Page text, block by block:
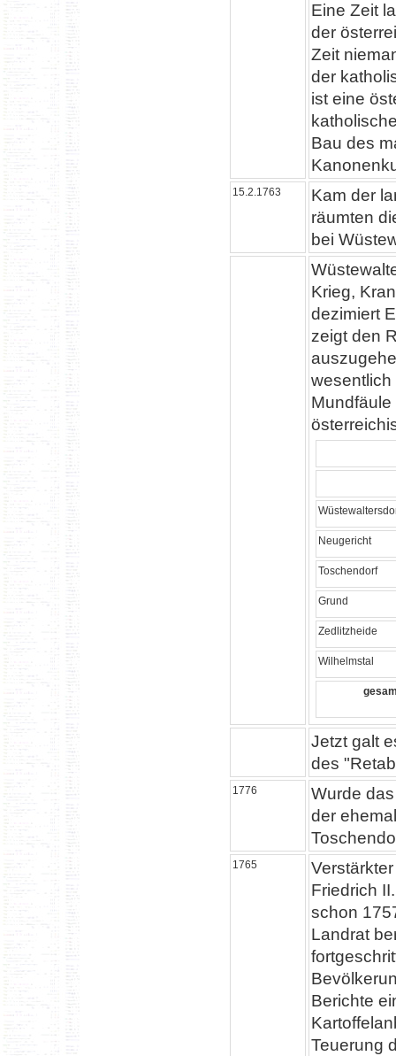
Eine Zeit
der
Zeit
der
ist eine
Bau des
15.2.1763
Kam der
räumten
bei
Krieg,
dezimiert
zeigt den
Neugericht
Toschendorf
Grund
Zedlitzheide
Wilhelmstal
Jetzt galt
des
1776
Wurde
der
1765
Friedrich
schon
Landrat
Berichte
Teuerung